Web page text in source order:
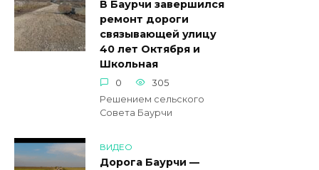
В Баурчи завершился
ремонт дороги
связывающей улицу
40 лет Октября и
Школьная
0
305
Решением сельского
Совета Баурчи
ВИДЕО
Дорога Баурчи —